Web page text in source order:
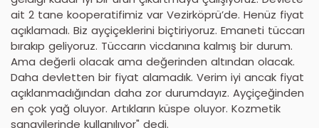
ait 2 tane kooperatifimiz var Vezirköprü’de. Henüz fiyat
açıklamadı. Biz ayçiçeklerini biçtiriyoruz. Emaneti tüccarı
bırakıp geliyoruz. Tüccarın vicdanına kalmış bir durum.
Ama değerli olacak ama değerinden altından olacak.
Daha devletten bir fiyat alamadık. Verim iyi ancak fiyat
açıklanmadığından daha zor durumdayız. Ayçiçeğinden
en çok yağ oluyor. Artıkların küspe oluyor. Kozmetik
sanayilerinde kullanılıyor" dedi.